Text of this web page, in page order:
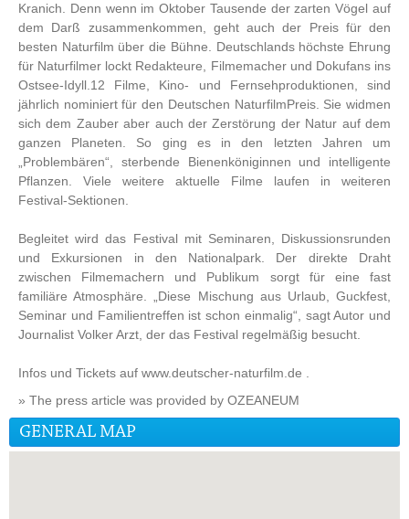
Kranich. Denn wenn im Oktober Tausende der zarten Vögel auf
dem Darß zusammenkommen, geht auch der Preis für den
besten Naturfilm über die Bühne. Deutschlands höchste Ehrung
für Naturfilmer lockt Redakteure, Filmemacher und Dokufans ins
Ostsee-Idyll.12 Filme, Kino- und Fernsehproduktionen, sind
jährlich nominiert für den Deutschen NaturfilmPreis. Sie widmen
sich dem Zauber aber auch der Zerstörung der Natur auf dem
ganzen Planeten. So ging es in den letzten Jahren um
„Problembären“, sterbende Bienenköniginnen und intelligente
Pflanzen. Viele weitere aktuelle Filme laufen in weiteren
Festival-Sektionen.
Begleitet wird das Festival mit Seminaren, Diskussionsrunden
und Exkursionen in den Nationalpark. Der direkte Draht
zwischen Filmemachern und Publikum sorgt für eine fast
familiäre Atmosphäre. „Diese Mischung aus Urlaub, Guckfest,
Seminar und Familientreffen ist schon einmalig“, sagt Autor und
Journalist Volker Arzt, der das Festival regelmäßig besucht.
Infos und Tickets auf www.deutscher-naturfilm.de .
» The press article was provided by OZEANEUM
GENERAL MAP